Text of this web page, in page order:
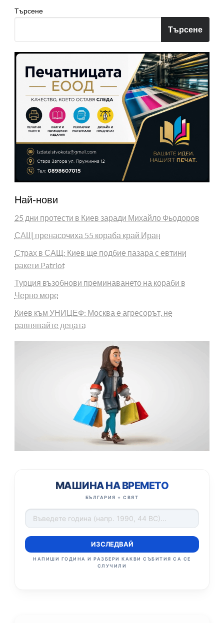
Търсене
Търсене
Най-нови
25 дни протести в Киев заради Михайло Фьодоров
САЩ пренасочиха 55 кораба край Иран
Страх в САЩ: Киев ще подбие пазара с евтини
ракети Patriot
Турция възобнови преминаването на кораби в
Черно море
Киев към УНИЦЕФ: Москва е агресорът, не
равнявайте децата
МАШИНА НА ВРЕМЕТО
БЪЛГАРИЯ + СВЯТ
ИЗСЛЕДВАЙ
НАПИШИ ГОДИНА И РАЗБЕРИ КАКВИ СЪБИТИЯ СА СЕ
СЛУЧИЛИ